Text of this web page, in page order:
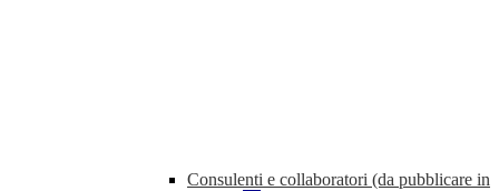
Consulenti e collaboratori (da pubblicare in